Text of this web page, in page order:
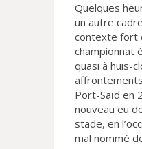
Quelques
un autre
contexte fort
championnat
quasi à huis-
Port-Saïd en
nouveau eu
stade, en
mal nommé